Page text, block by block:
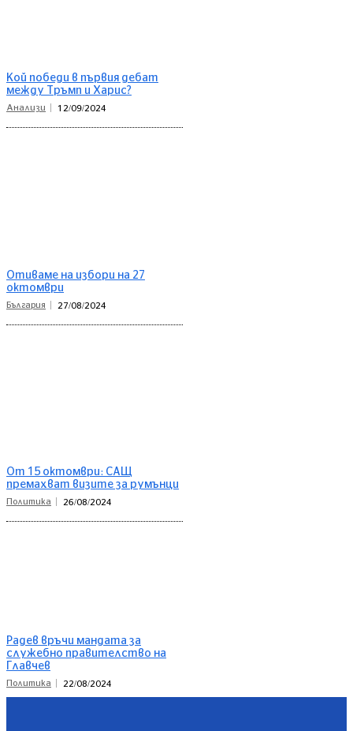
Кой победи в първия дебат
между Тръмп и Харис?
Анализи 12/09/2024
Отиваме на избори на 27
октомври
България 27/08/2024
От 15 октомври: САЩ
премахват визите за румънци
Политика 26/08/2024
Радев връчи мандата за
служебно правителство на
Главчев
Политика 22/08/2024